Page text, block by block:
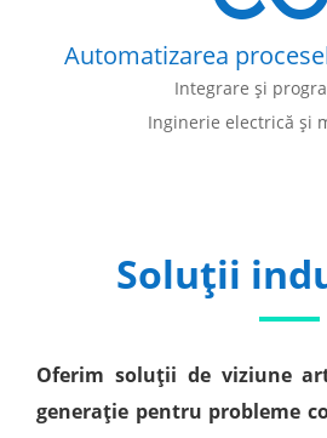
Automatizarea
Integrare și
Inginerie electrică și
Soluții
Oferim soluții de viziune
generație pentru probleme